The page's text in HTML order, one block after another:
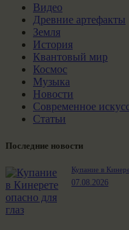
Видео
Древние артефакты
Земля
История
Квантовый мир
Космос
Музыка
Новости
Современное
Статьи
Последние новости
Купание в
07.08.2026